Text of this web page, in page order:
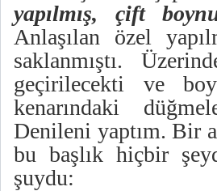
yapılmış, çift
Anlaşılan özel
saklanmıştı.
geçirilecekti ve
kenarındaki
Denileni yaptım. Bir
bu başlık hiçbir
şuydu: